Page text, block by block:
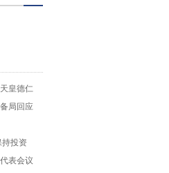
皇德仁
局回应
持投资
表会议